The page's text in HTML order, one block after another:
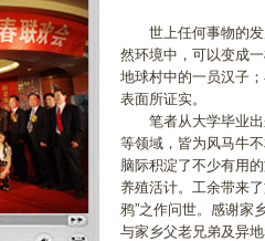
世上任何事物的发
然环境中，可以变成
地球村中的一员汉子
表面所证实。
笔者从大学毕业出
等领域，皆为风马牛
脑际积淀了不少有用
养殖活计。工余带来
鸦”之作问世。感谢家
与家乡父老兄弟及异